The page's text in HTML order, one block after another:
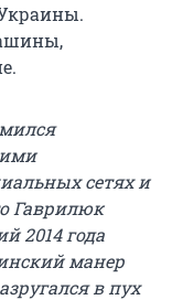
сетях и
Гаврилюк
2014 года
манер
в пух